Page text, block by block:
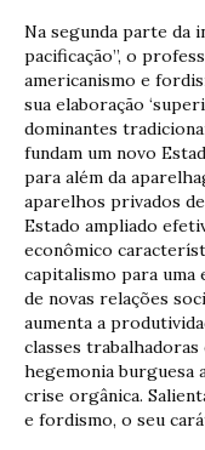
Na segunda parte da
pacificação”, o
americanismo e
sua elaboração
dominantes
fundam um novo
para além da
aparelhos privados
Estado ampliado
econômico
capitalismo para uma
de novas relações
aumenta a
classes
hegemonia burguesa
crise orgânica.
e fordismo, o seu